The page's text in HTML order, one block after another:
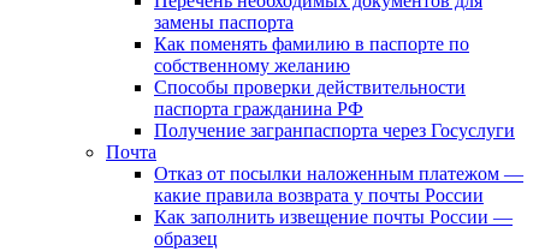
замены паспорта
Как поменять фамилию в паспорте по
собственному желанию
Способы проверки действительности
паспорта гражданина РФ
Получение загранпаспорта через Госуслуги
Почта
Отказ от посылки наложенным платежом —
какие правила возврата у почты России
Как заполнить извещение почты России —
образец